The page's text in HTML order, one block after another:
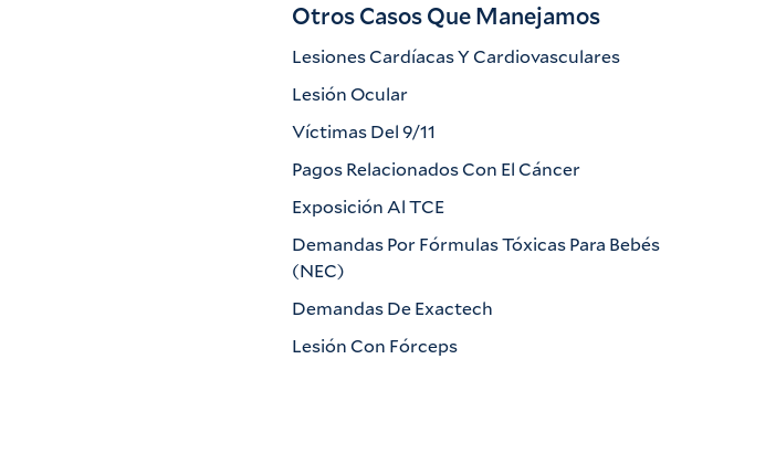
Otros Casos Que Manejamos
Lesiones Cardíacas Y Cardiovasculares
Lesión Ocular
Víctimas Del 9/11
Pagos Relacionados Con El Cáncer
Exposición Al TCE
Demandas Por Fórmulas Tóxicas Para Bebés
(NEC)
Demandas De Exactech
Lesión Con Fórceps